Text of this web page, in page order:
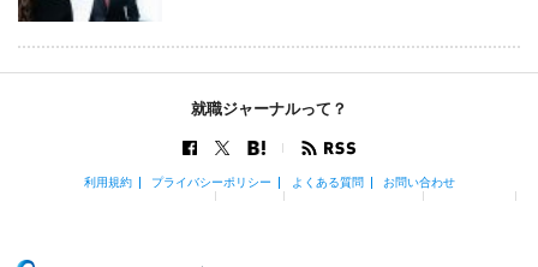
就職ジャーナルって？
利用規約 プライバシーポリシー よくある質問 お問い合わせ